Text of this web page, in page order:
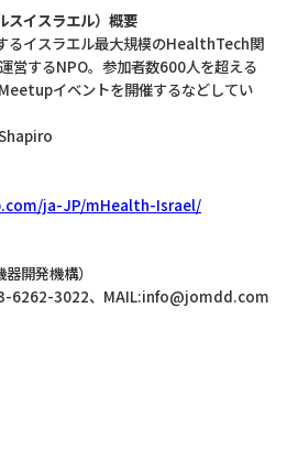
イスラエル）概要
るイスラエル最大規模のHealthTech関
営するNPO。参加者数600人を超える
イベントを開催するなどしてい
ja-JP/mHealth-Israel/
開発機構）
6262-3022、MAIL:info@jomdd.com